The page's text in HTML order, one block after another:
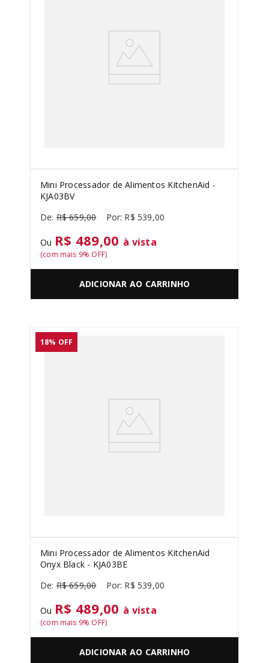
Mini Processador de Alimentos KitchenAid -
KJA03BV
R$ 659,00 R$ 539,00
Ou R$ 489,00 à vista
(com mais 9% OFF)
ADICIONAR AO CARRINHO
18% OFF
Mini Processador de Alimentos KitchenAid
Onyx Black - KJA03BE
R$ 659,00 R$ 539,00
Ou R$ 489,00 à vista
(com mais 9% OFF)
ADICIONAR AO CARRINHO